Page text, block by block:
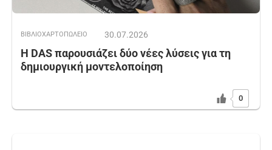
ΒΙΒΛΙΟΧΑΡΤΟΠΩΛΕΙΟ 30.07.2026
Η DAS παρουσιάζει δύο νέες λύσεις για τη
δημιουργική μοντελοποίηση
0